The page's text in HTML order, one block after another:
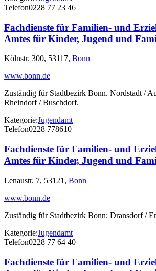
Telefon0228 77 23 46
Fachdienste für Familien- und
Amtes für Kinder, Jugend und
Kölnstr. 300, 53117, Bonn
www.bonn.de
Zuständig für Stadtbezirk Bonn. Nordstadt /
Rheindorf / Buschdorf.
Kategorie:Jugendamt
Telefon0228 778610
Fachdienste für Familien- und
Amtes für Kinder, Jugend und
Lenaustr. 7, 53121, Bonn
www.bonn.de
Zuständig für Stadtbezirk Bonn: Dransdorf /
Kategorie:Jugendamt
Telefon0228 77 64 40
Fachdienste für Familien- und